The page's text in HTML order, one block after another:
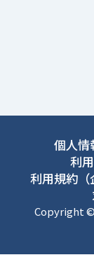
個人情
利
利用規約（
Copyright ©